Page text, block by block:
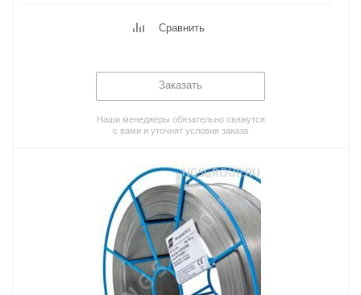
Сравнить
Заказать
Наши менеджеры обязательно свяжутся
с вами и уточнят условия заказа